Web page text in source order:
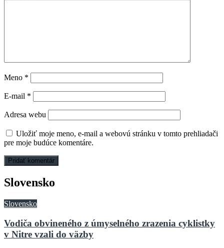
Meno *
E-mail *
Adresa webu
Uložiť moje meno, e-mail a webovú stránku v tomto prehliadači
pre moje budúce komentáre.
Slovensko
Slovensko
Vodiča obvineného z úmyselného zrazenia cyklistky
v Nitre vzali do väzby